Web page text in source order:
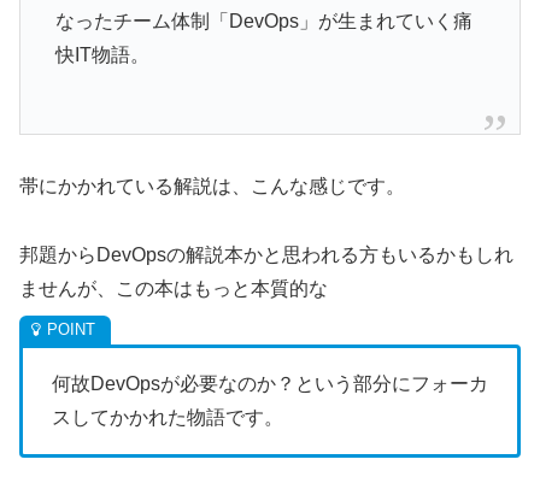
なったチーム体制「DevOps」が生まれていく痛
快IT物語。
帯にかかれている解説は、こんな感じです。
邦題からDevOpsの解説本かと思われる方もいるかもしれ
ませんが、この本はもっと本質的な
何故DevOpsが必要なのか？という部分にフォーカ
スしてかかれた物語です。